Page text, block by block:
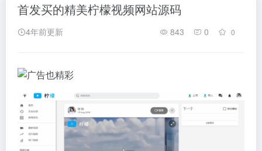
首发买的精美柠檬视频网站源码
4年前更新 843 0 0